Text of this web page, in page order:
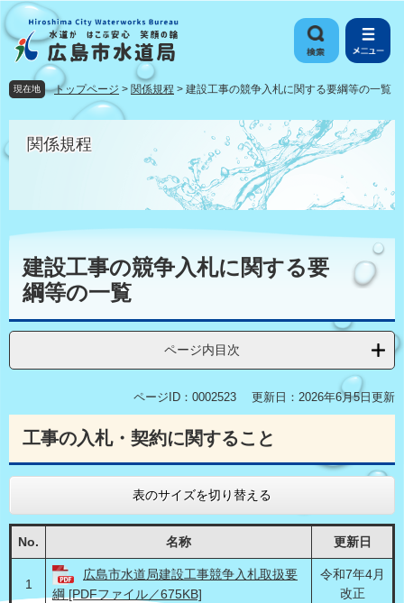
ペ
ー
先
で
。
メ
ニ
を
ば
て
現在地 トップページ > 関係規程 > 建設工事の競争入札に関する要綱等の一覧
関係規程
本
建設工事の競争入札に関する要
綱等の一覧
ページ内目次
ページID：0002523 更新日：2026年6月5日更新
工事の入札・契約に関すること
表のサイズを切り替える
No. 名称 更新日
1
広島市水道局建設工事競争入札取扱要
綱 [PDFファイル／675KB]
令和7年4月
改正